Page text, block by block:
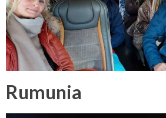
Rumunia